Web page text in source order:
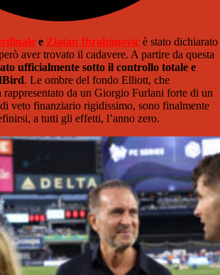
e Zlatan Ibrahimović è stato dichiarato
aver trovato il cadavere. A partire da questa
ufficialmente sotto il controllo totale e
. Le ombre del fondo Elliott, che
rappresentato da un Giorgio Furlani forte di un
veto finanziario rigidissimo, sono finalmente
a tutti gli effetti, l’anno zero.